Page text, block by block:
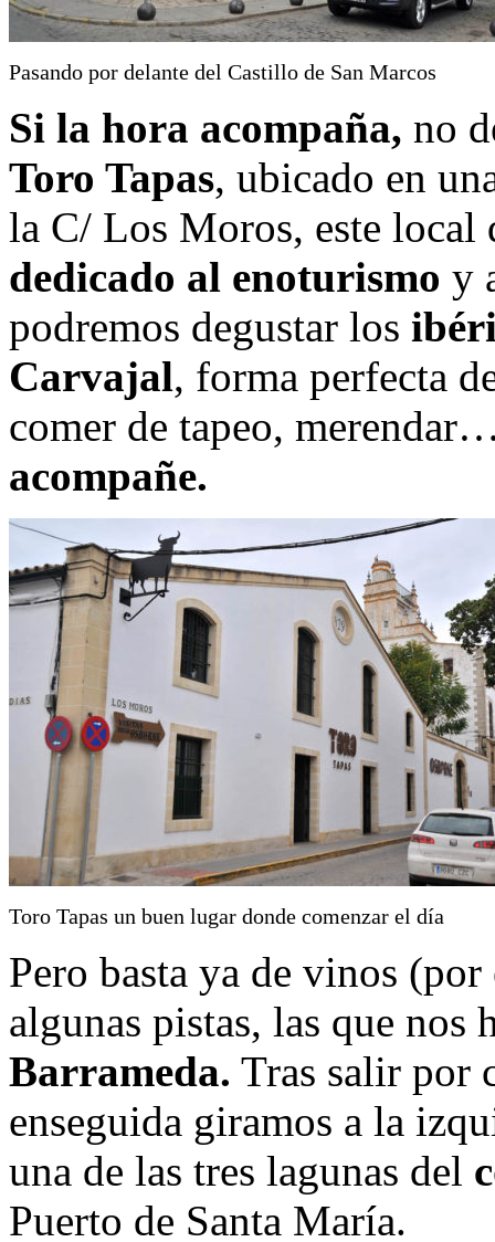
Pasando por delante del Castillo de San Marcos
Si la hora acompaña, no
Toro Tapas, ubicado en
la C/ Los Moros, este local
dedicado al enoturismo y
podremos degustar los
Carvajal, forma perfecta
comer de tapeo,
acompañe.
Toro Tapas un buen lugar donde comenzar el día
Pero basta ya de vinos
algunas pistas, las que nos
Barrameda. Tras salir por
enseguida giramos a la
una de las tres lagunas del
Puerto de Santa María.